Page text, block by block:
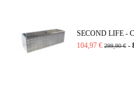
SECOND LIFE -
104,97 € 299,90 € -